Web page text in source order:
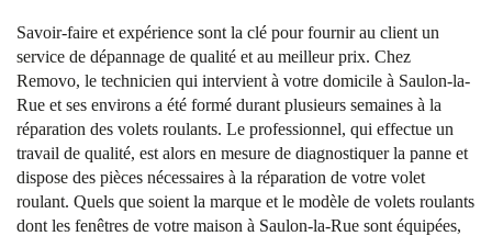
Savoir-faire et expérience sont la clé pour fournir au client un
service de dépannage de qualité et au meilleur prix. Chez
Removo, le technicien qui intervient à votre domicile à Saulon-la-
Rue et ses environs a été formé durant plusieurs semaines à la
réparation des volets roulants. Le professionnel, qui effectue un
travail de qualité, est alors en mesure de diagnostiquer la panne et
dispose des pièces nécessaires à la réparation de votre volet
roulant. Quels que soient la marque et le modèle de volets roulants
dont les fenêtres de votre maison à Saulon-la-Rue sont équipées,